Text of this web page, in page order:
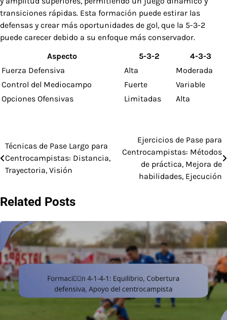
transiciones rápidas. Esta formación puede estirar las
defensas y crear más oportunidades de gol, que la 5-3-2
puede carecer debido a su enfoque más conservador.
Aspecto
5-3-2
4-3-3
Fuerza Defensiva
Alta
Moderada
Control del Mediocampo
Fuerte
Variable
Opciones Ofensivas
Limitadas Alta
Post
navigation
Técnicas de Pase Largo para
Centrocampistas: Distancia,
Trayectoria, Visión
Ejercicios de Pase para
Centrocampistas: Métodos
de práctica, Mejora de
habilidades, Ejecución
Related Posts